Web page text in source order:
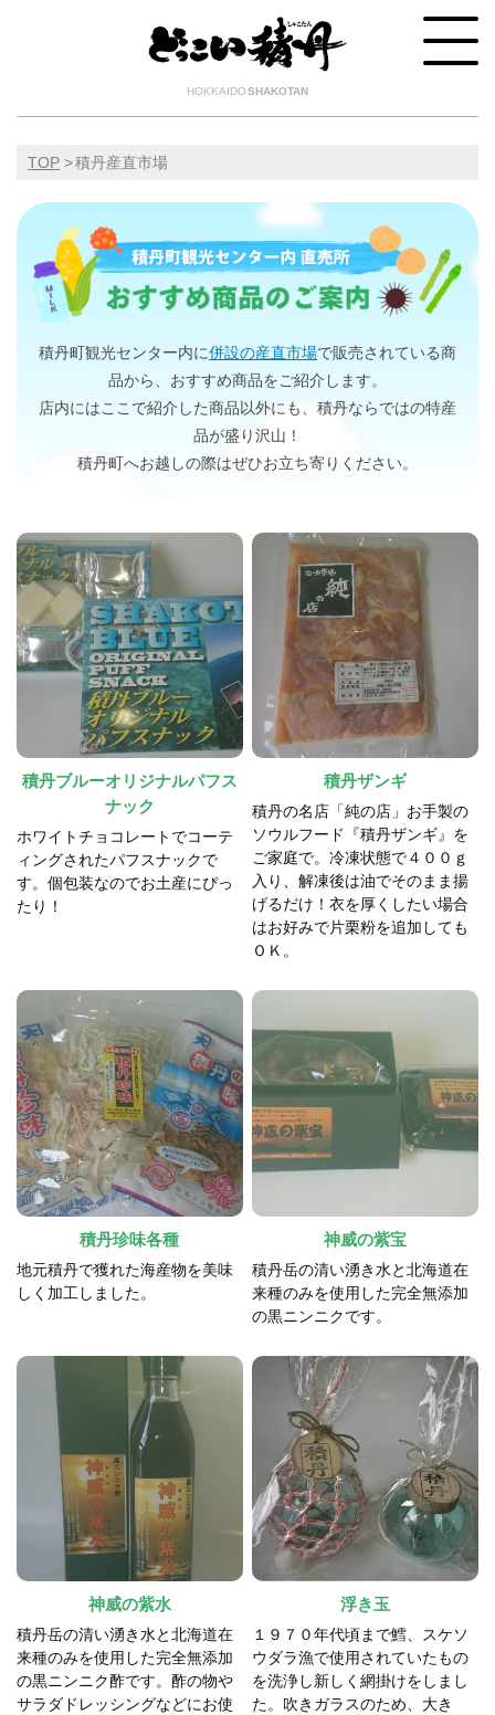
HOKKAIDOSHAKOTAN
TOP 積丹産直市場
積丹町観光センター内に併設の産直市場で販売されている商
品から、おすすめ商品をご紹介します。
店内にはここで紹介した商品以外にも、積丹ならではの特産
品が盛り沢山！
積丹町へお越しの際はぜひお立ち寄りください。
積丹ブルーオリジナルパフス
ナック
ホワイトチョコレートでコーテ
ィングされたパフスナックで
す。個包装なのでお土産にぴっ
たり！
積丹ザンギ
積丹の名店「純の店」お手製の
ソウルフード『積丹ザンギ』を
ご家庭で。冷凍状態で４００ｇ
入り、解凍後は油でそのまま揚
げるだけ！衣を厚くしたい場合
はお好みで片栗粉を追加しても
ＯＫ。
積丹珍味各種
地元積丹で獲れた海産物を美味
しく加工しました。
神威の紫宝
積丹岳の清い湧き水と北海道在
来種のみを使用した完全無添加
の黒ニンニクです。
神威の紫水
積丹岳の清い湧き水と北海道在
来種のみを使用した完全無添加
の黒ニンニク酢です。酢の物や
サラダドレッシングなどにお使
浮き玉
１９７０年代頃まで鱈、スケソ
ウダラ漁で使用されていたもの
を洗浄し新しく網掛けをしまし
た。吹きガラスのため、大き